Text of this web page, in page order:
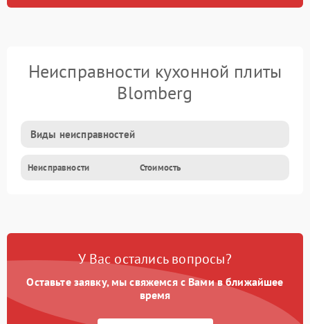
Неисправности кухонной плиты
Blomberg
Виды неисправностей
Неисправности Стоимость
У Вас остались вопросы?
Оставьте заявку, мы свяжемся с Вами в ближайшее
время